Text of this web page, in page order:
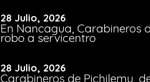
28 Julio, 2026
En Nancagua, Carabineros
robo a servicentro
28 Julio, 2026
Carabineros de Pichilemu,